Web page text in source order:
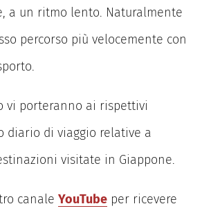
a un ritmo lento. Naturalmente
percorso più velocemente con
vi porteranno ai rispettivi
diario di viaggio relative a
visitate in Giappone.
canale YouTube per ricevere